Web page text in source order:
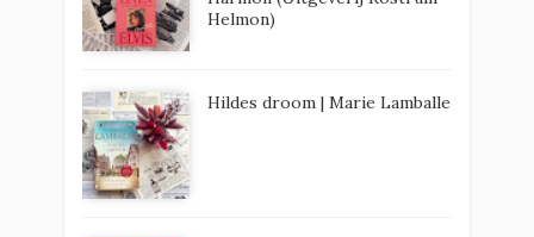
Helmon)
Hildes droom | Marie Lamballe